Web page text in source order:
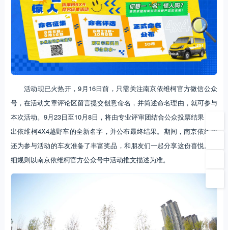
活动现已火热开，9月16日前，只需关注南京依维柯官方微信公众
号，在活动文章评论区留言提交创意命名，并简述命名理由，就可参与
本次活动。9月23日至10月8日，将由专业评审团结合公众投票结果，选
出依维柯4X4越野车的全新名字，并公布最终结果。期间，南京依维柯
还为参与活动的车友准备了丰富奖品，和朋友们一起分享这份喜悦。详
细规则以南京依维柯官方公众号中活动推文描述为准。